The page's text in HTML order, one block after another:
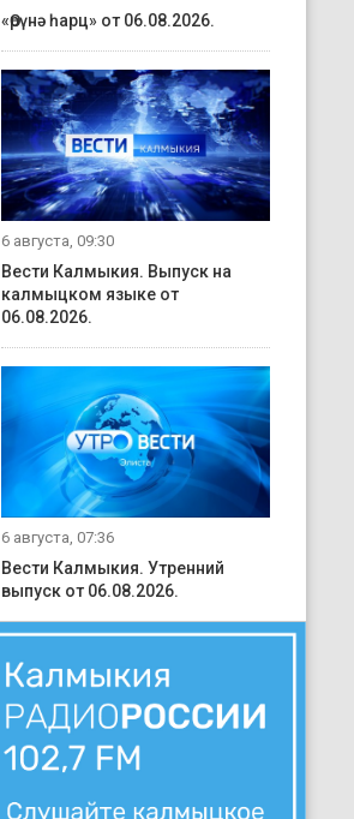
«Өрүнә һарц» от 06.08.2026.
6 августа, 09:30
Вести Калмыкия. Выпуск на
калмыцком языке от
06.08.2026.
6 августа, 07:36
Вести Калмыкия. Утренний
выпуск от 06.08.2026.